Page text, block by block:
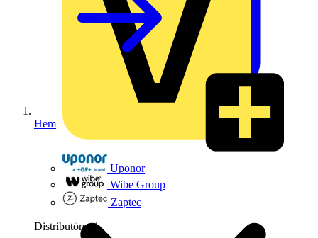
Uponor
Wibe Group
Zaptec
Distributörer 1
Hem